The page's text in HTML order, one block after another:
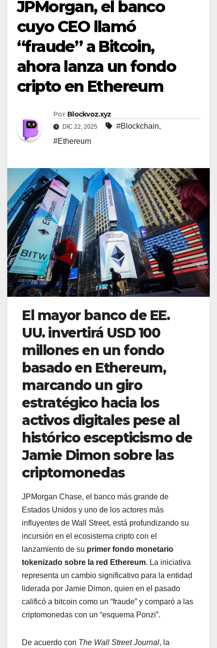
JPMorgan, el banco
cuyo CEO llamó
“fraude” a Bitcoin,
ahora lanza un fondo
cripto en Ethereum
Por Blockvoz.xyz
DIC 22, 2025 #Blockchain,
#Ethereum
El mayor banco de EE.
UU. invertirá USD 100
millones en un fondo
basado en Ethereum,
marcando un giro
estratégico hacia los
activos digitales pese al
histórico escepticismo de
Jamie Dimon sobre las
criptomonedas
JPMorgan Chase, el banco más grande de
Estados Unidos y uno de los actores más
influyentes de Wall Street, está profundizando su
incursión en el ecosistema cripto con el
lanzamiento de su primer fondo monetario
tokenizado sobre la red Ethereum. La iniciativa
representa un cambio significativo para la entidad
liderada por Jamie Dimon, quien en el pasado
calificó a bitcoin como un “fraude” y comparó a las
criptomonedas con un “esquema Ponzi”.
De acuerdo con The Wall Street Journal, la